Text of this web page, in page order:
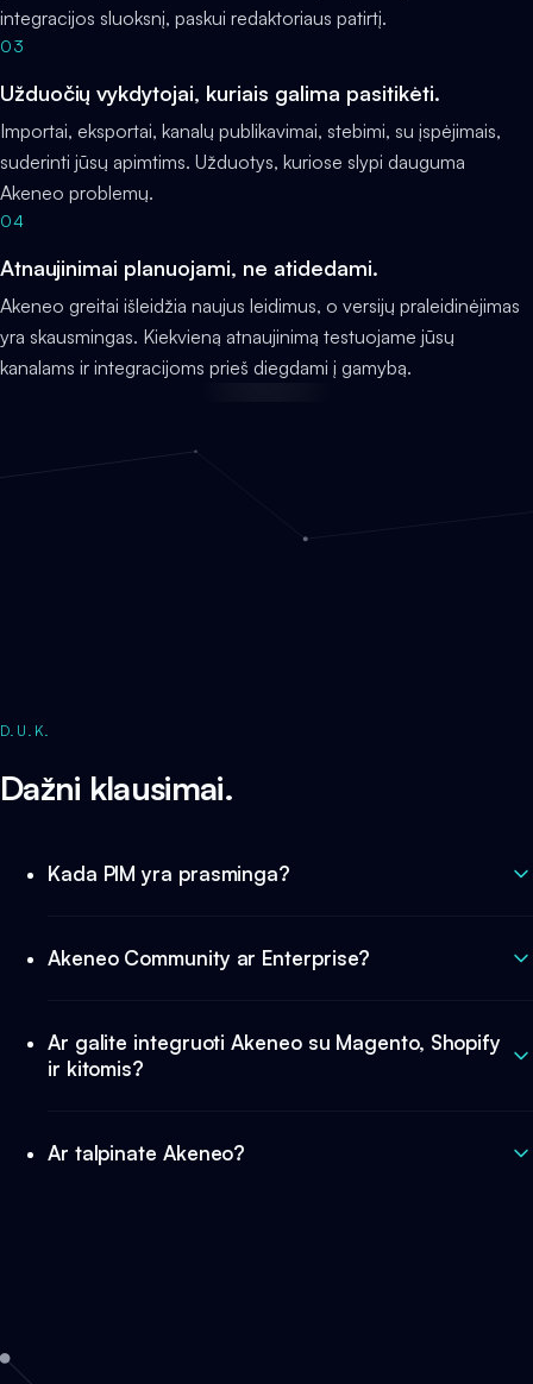
integracijos sluoksnį, paskui redaktoriaus patirtį.
03
Užduočių vykdytojai, kuriais galima pasitikėti.
Importai, eksportai, kanalų publikavimai, stebimi, su įspėjimais,
suderinti jūsų apimtims. Užduotys, kuriose slypi dauguma
Akeneo problemų.
04
Atnaujinimai planuojami, ne atidedami.
Akeneo greitai išleidžia naujus leidimus, o versijų praleidinėjimas
yra skausmingas. Kiekvieną atnaujinimą testuojame jūsų
kanalams ir integracijoms prieš diegdami į gamybą.
D.U.K.
Dažni klausimai.
Kada PIM yra prasminga?
Akeneo Community ar Enterprise?
Ar galite integruoti Akeneo su Magento, Shopify
ir kitomis?
Ar talpinate Akeneo?